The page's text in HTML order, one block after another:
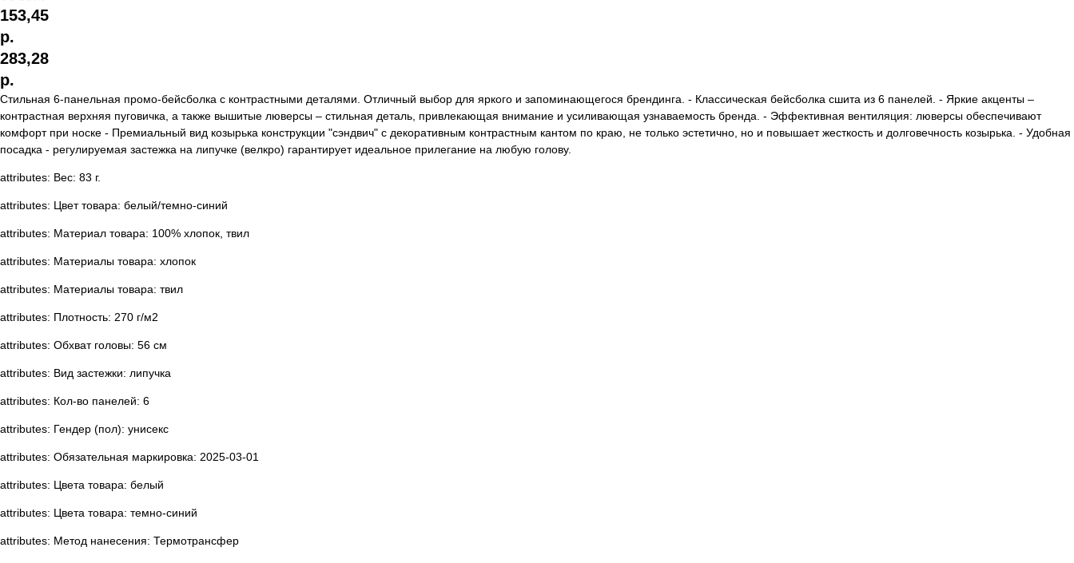
153,45
р.
283,28
р.
Стильная 6-панельная промо-бейсболка с контрастными деталями. Отличный выбор для яркого и запоминающегося брендинга. - Классическая бейсболка сшита из 6 панелей. - Яркие акценты –
контрастная верхняя пуговичка, а также вышитые люверсы – стильная деталь, привлекающая внимание и усиливающая узнаваемость бренда. - Эффективная вентиляция: люверсы обеспечивают
комфорт при носке - Премиальный вид козырька конструкции "сэндвич" с декоративным контрастным кантом по краю, не только эстетично, но и повышает жесткость и долговечность козырька. - Удобная
посадка - регулируемая застежка на липучке (велкро) гарантирует идеальное прилегание на любую голову.
attributes: Вес: 83 г.
attributes: Цвет товара: белый/темно-синий
attributes: Материал товара: 100% хлопок, твил
attributes: Материалы товара: хлопок
attributes: Материалы товара: твил
attributes: Плотность: 270 г/м2
attributes: Обхват головы: 56 см
attributes: Вид застежки: липучка
attributes: Кол-во панелей: 6
attributes: Гендер (пол): унисекс
attributes: Обязательная маркировка: 2025-03-01
attributes: Цвета товара: белый
attributes: Цвета товара: темно-синий
attributes: Метод нанесения: Термотрансфер